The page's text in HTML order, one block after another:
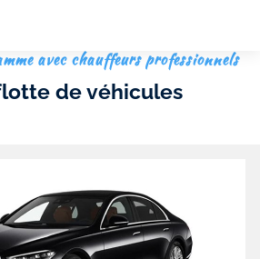
de véhicules
avec chauffeurs professionnels